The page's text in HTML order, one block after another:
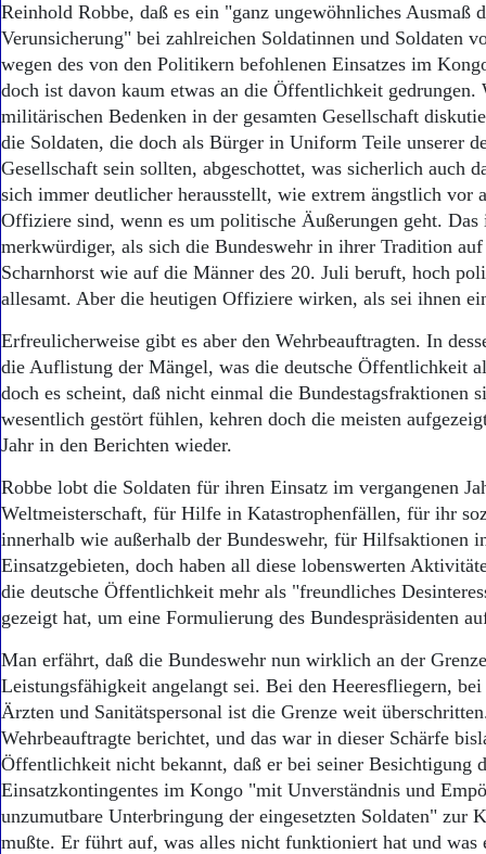
Reinhold Robbe, daß es ein "ganz ungewöhnliches Ausmaß
Verunsicherung" bei zahlreichen Soldatinnen und Soldaten
wegen des von den Politikern befohlenen Einsatzes im
doch ist davon kaum etwas an die Öffentlichkeit gedrungen.
militärischen Bedenken in der gesamten Gesellschaft
die Soldaten, die doch als Bürger in Uniform Teile unserer
Gesellschaft sein sollten, abgeschottet, was sicherlich auch
sich immer deutlicher herausstellt, wie extrem ängstlich vor
Offiziere sind, wenn es um politische Äußerungen geht. Das
merkwürdiger, als sich die Bundeswehr in ihrer Tradition auf
Scharnhorst wie auf die Männer des 20. Juli beruft, hoch
allesamt. Aber die heutigen Offiziere wirken, als sei ihnen
Erfreulicherweise gibt es aber den Wehrbeauftragten. In
die Auflistung der Mängel, was die deutsche Öffentlichkeit
doch es scheint, daß nicht einmal die Bundestagsfraktionen
wesentlich gestört fühlen, kehren doch die meisten
Jahr in den Berichten wieder.
Robbe lobt die Soldaten für ihren Einsatz im vergangenen
Weltmeisterschaft, für Hilfe in Katastrophenfällen, für ihr
innerhalb wie außerhalb der Bundeswehr, für Hilfsaktionen
Einsatzgebieten, doch haben all diese lobenswerten
die deutsche Öffentlichkeit mehr als "freundliches
gezeigt hat, um eine Formulierung des Bundespräsidenten
Man erfährt, daß die Bundeswehr nun wirklich an der
Leistungsfähigkeit angelangt sei. Bei den Heeresfliegern,
Ärzten und Sanitätspersonal ist die Grenze weit
Wehrbeauftragte berichtet, und das war in dieser Schärfe
Öffentlichkeit nicht bekannt, daß er bei seiner Besichtigung
Einsatzkontingentes im Kongo "mit Unverständnis und
unzumutbare Unterbringung der eingesetzten Soldaten" zur
mußte. Er führt auf, was alles nicht funktioniert hat und was